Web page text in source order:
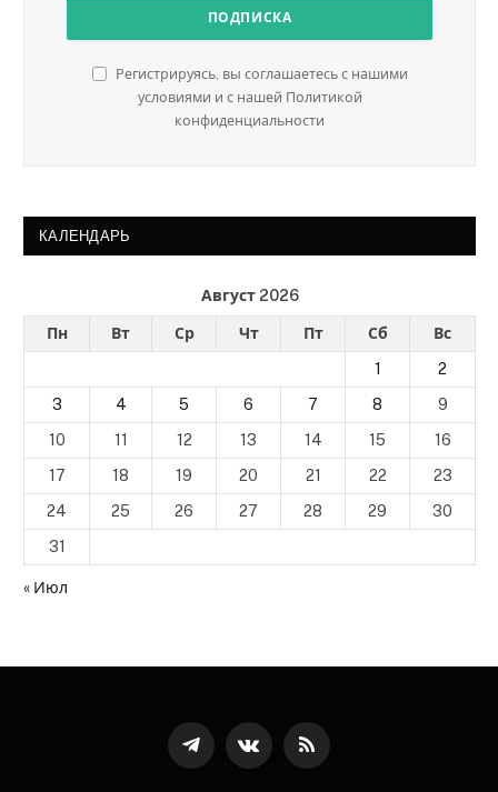
Регистрируясь, вы соглашаетесь с нашими
условиями и с нашей Политикой
конфиденциальности
КАЛЕНДАРЬ
Август 2026
Пн Вт Ср Чт Пт Сб
Вс
1
2
3
4 5 6 7 8
9
10
11 12 13 14 15
16
17
18 19 20 21 22
23
24
25 26 27 28 29
30
31
« Июл
ТелеграммВКонтактеRSS-